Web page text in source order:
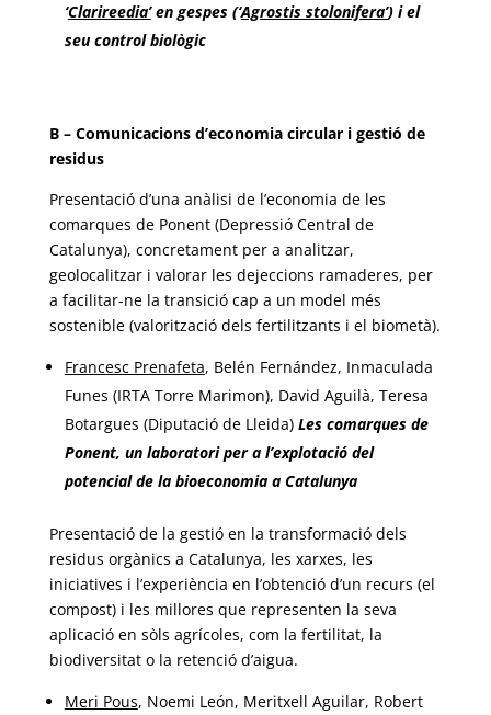
‘Clarireedia’en gespes (‘Agrostis stolonifera’) i el
seu control biològic
B – Comunicacions d’economia circular i gestió de
residus
Presentació d’una anàlisi de l’economia de les
comarques de Ponent (Depressió Central de
Catalunya), concretament per a analitzar,
geolocalitzar i valorar les dejeccions ramaderes, per
a facilitar-ne la transició cap a un model més
sostenible (valorització dels fertilitzants i el biometà).
Francesc Prenafeta, Belén Fernández, Inmaculada
Funes (IRTA Torre Marimon), David Aguilà, Teresa
Botargues (Diputació de Lleida) Les comarques de
Ponent, un laboratori per a l’explotació del
potencial de la bioeconomia a Catalunya
Presentació de la gestió en la transformació dels
residus orgànics a Catalunya, les xarxes, les
iniciatives i l’experiència en l’obtenció d’un recurs (el
compost) i les millores que representen la seva
aplicació en sòls agrícoles, com la fertilitat, la
biodiversitat o la retenció d’aigua.
Meri Pous, Noemi León, Meritxell Aguilar, Robert